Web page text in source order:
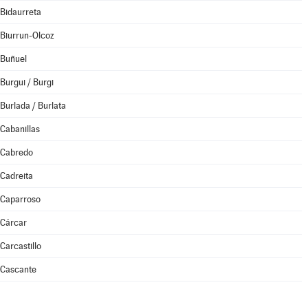
Bidaurreta
Biurrun-Olcoz
Buñuel
Burgui / Burgi
Burlada / Burlata
Cabanillas
Cabredo
Cadreita
Caparroso
Cárcar
Carcastillo
Cascante